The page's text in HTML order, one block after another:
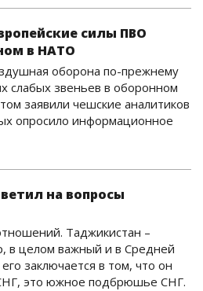
силы ПВО
в НАТО
оборона по-прежнему
слабых звеньев в оборонном
заявили чешские аналитиков
опросило информационное
на вопросы
Таджикистан –
в целом важный и в Средней
заключается в том, что он
это южное подбрюшье СНГ.